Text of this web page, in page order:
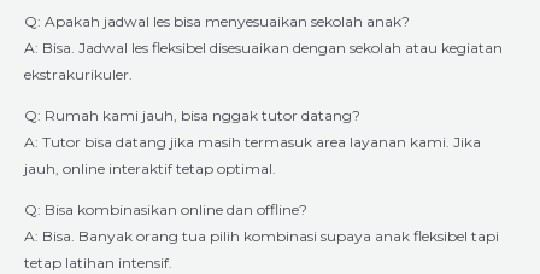
Q: Apakah jadwal les bisa menyesuaikan sekolah anak?
A: Bisa. Jadwal les fleksibel disesuaikan dengan sekolah atau kegiatan
ekstrakurikuler.
Q: Rumah kami jauh, bisa nggak tutor datang?
A: Tutor bisa datang jika masih termasuk area layanan kami. Jika
jauh, online interaktif tetap optimal.
Q: Bisa kombinasikan online dan offline?
A: Bisa. Banyak orang tua pilih kombinasi supaya anak fleksibel tapi
tetap latihan intensif.